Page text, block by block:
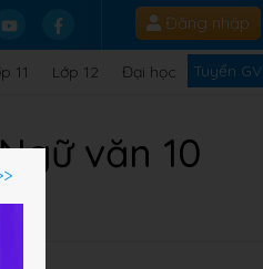
Đăng nhập
11 Lớp 12 Đại học Tuyển GV
văn 10